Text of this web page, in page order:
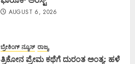
AUGUST 6, 2026
ಬ್ರೇಕಿಂಗ್ ನ್ಯೂಸ್ ರಾಜ್ಯ
ತ್ರಿಕೋನ ಪ್ರೇಮ ಕಥೆಗೆ ದುರಂತ ಅಂತ್ಯ: ಹಳೆ